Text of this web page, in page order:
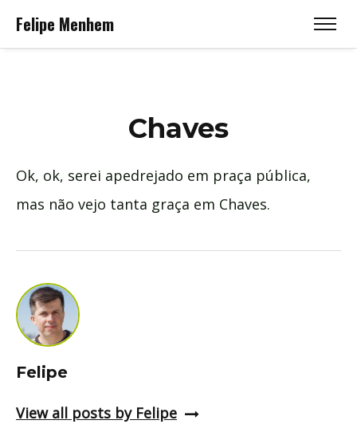
Felipe Menhem
Chaves
Ok, ok, serei apedrejado em praça pública,
mas não vejo tanta graça em Chaves.
Felipe
View all posts by Felipe